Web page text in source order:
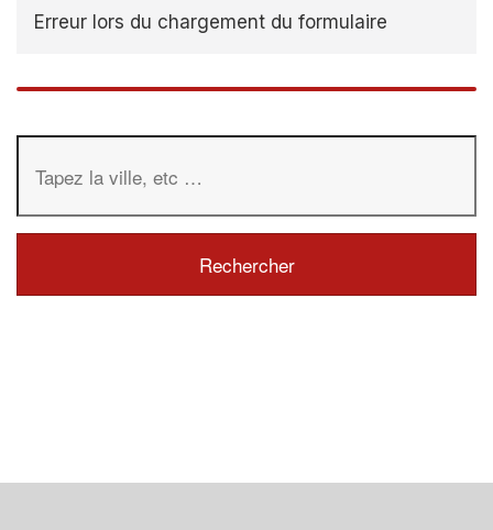
Erreur lors du chargement du formulaire